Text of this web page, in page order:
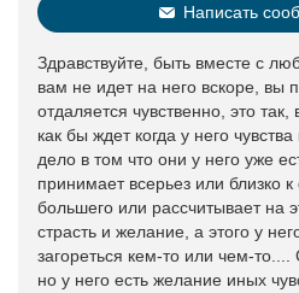
Написать
Здравствуйте, быть вместе с
вам не идет на него вскоре, вы
отдаляется чувственно, это так,
как бы ждет когда у него
дело в том что они у него уже
принимает всерьез или близко к
большего или рассчитывает на
страсть и желание, а этого у
загореться кем-то или чем-
но у него есть желание иных